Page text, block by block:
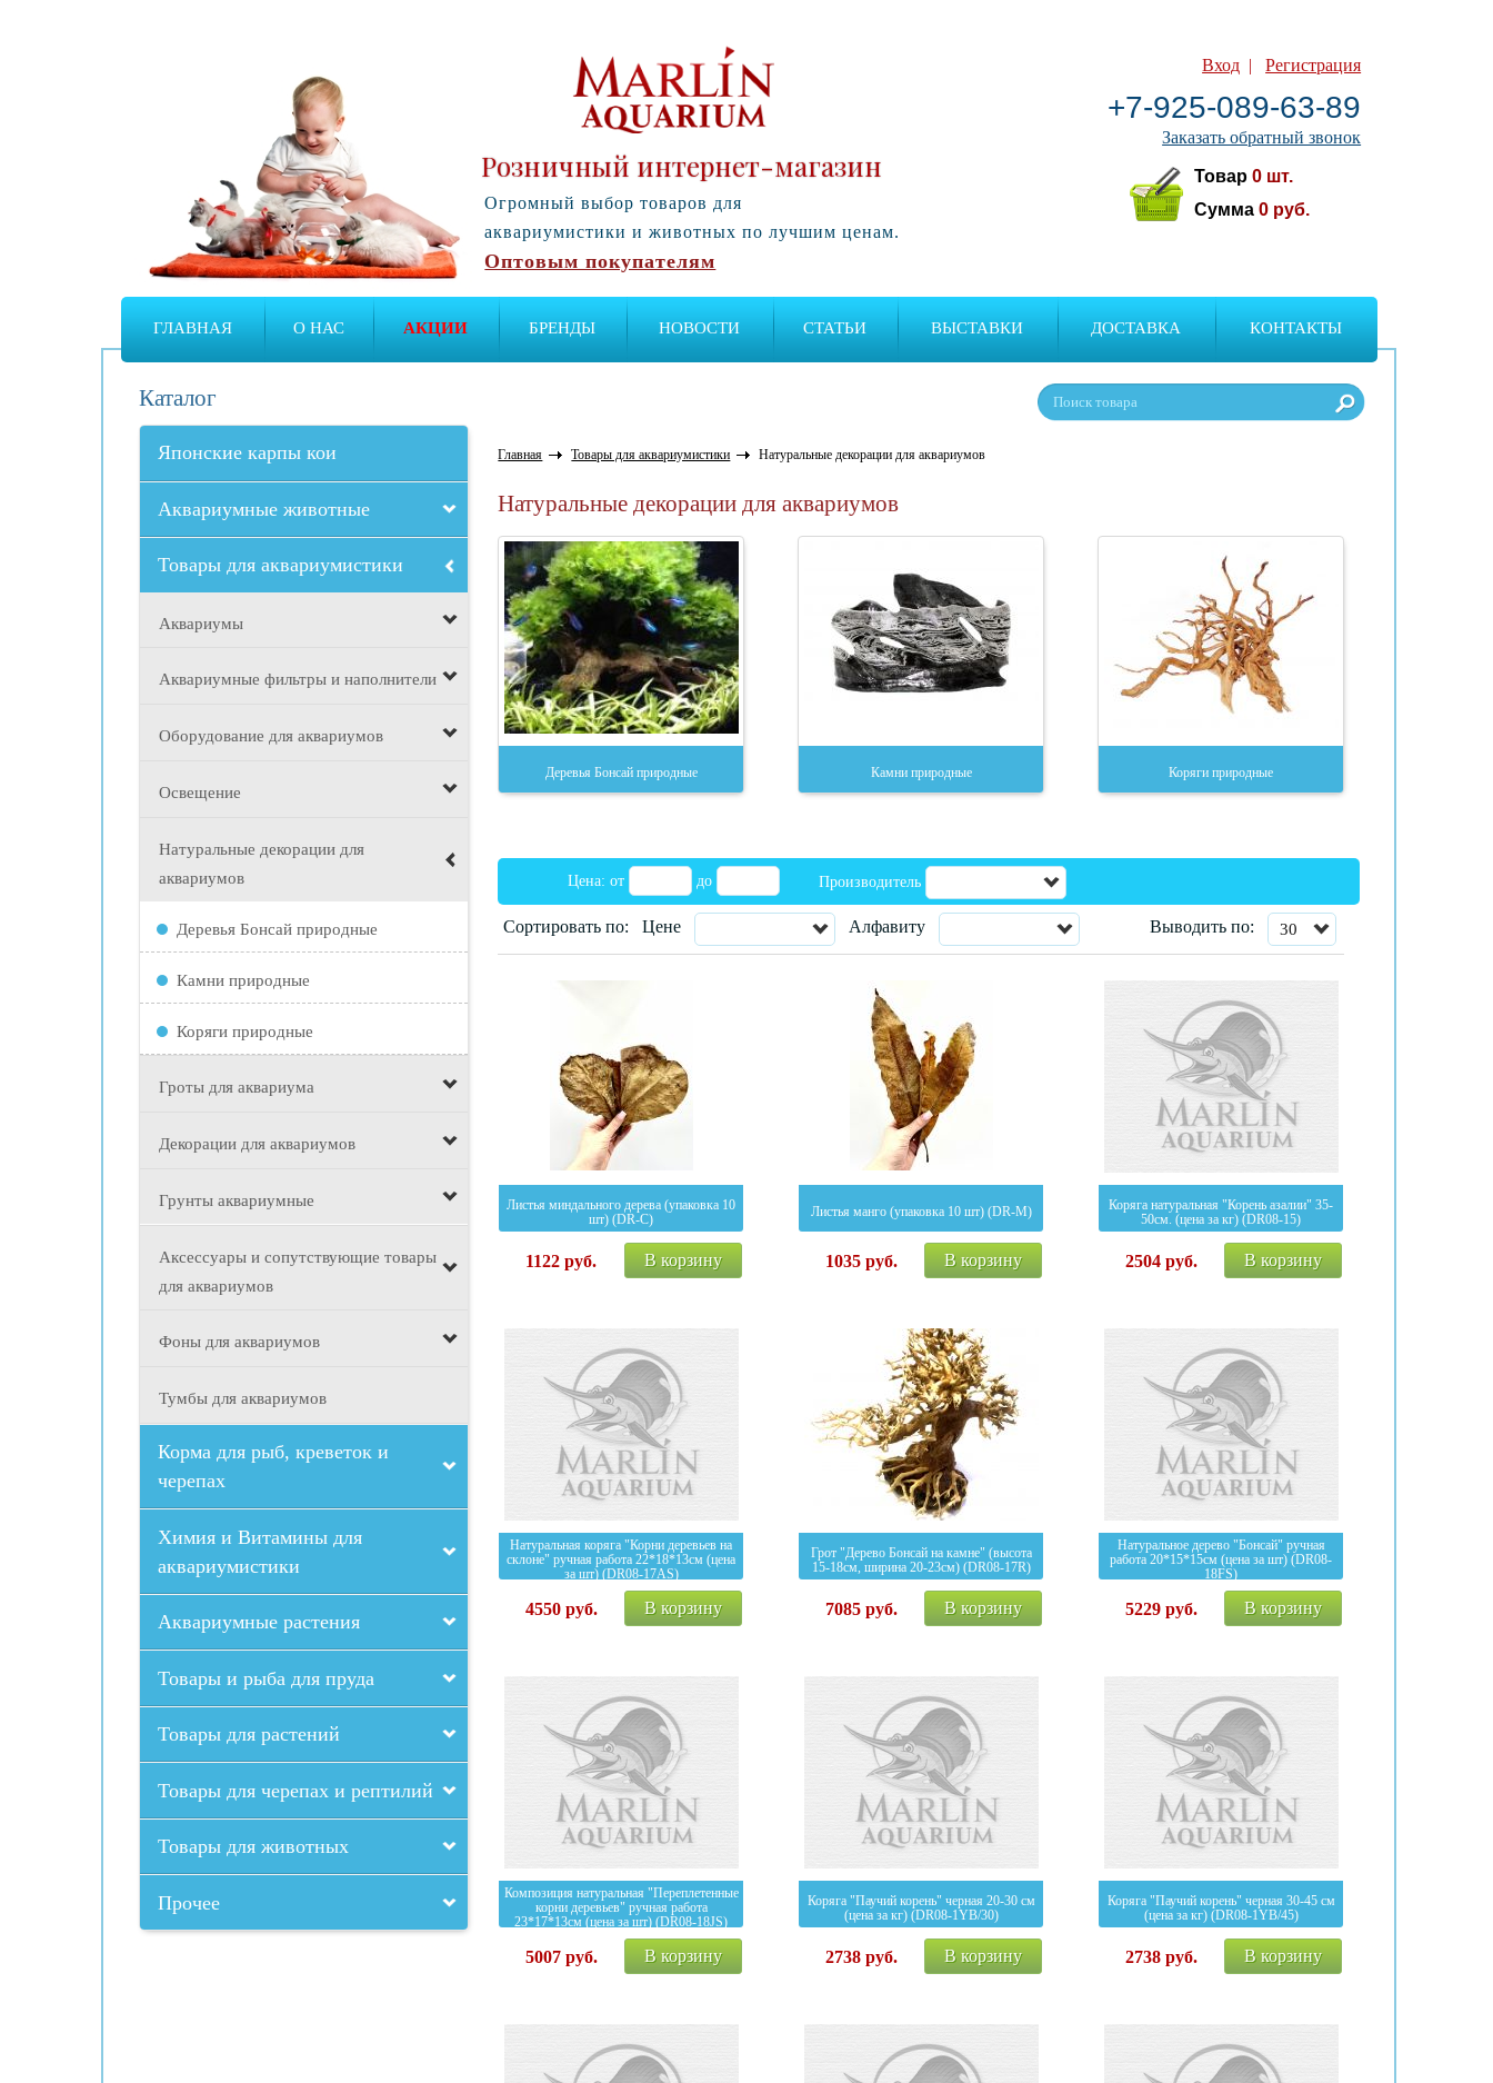
Вход |Регистрация
+7-925-089-63-89
Заказать обратный звонок
Товар0 шт.
Сумма0 руб.
Розничный интернет-магазин
Огромный выбор товаров для
аквариумистики и животных по лучшим ценам.
Оптовым покупателям
ГЛАВНАЯ О НАС АКЦИИ БРЕНДЫ НОВОСТИ СТАТЬИ ВЫСТАВКИ ДОСТАВКА КОНТАКТЫ
Каталог
Японские карпы кои
Аквариумные животные
Товары для аквариумистики
Аквариумы
Аквариумные фильтры и наполнители
Оборудование для аквариумов
Освещение
Натуральные декорации для
аквариумов
Деревья Бонсай природные
Камни природные
Коряги природные
Гроты для аквариума
Декорации для аквариумов
Грунты аквариумные
Аксессуары и сопутствующие товары
для аквариумов
Фоны для аквариумов
Тумбы для аквариумов
Корма для рыб, креветок и
черепах
Химия и Витамины для
аквариумистики
Аквариумные растения
Товары и рыба для пруда
Товары для растений
Товары для черепах и рептилий
Товары для животных
Прочее
Главная Товары для аквариумистики Натуральные декорации для аквариумов
Натуральные декорации для аквариумов
Деревья Бонсай природные Камни природные Коряги природные
Цена: от до Производитель
Сортировать по: Цене Алфавиту Выводить по: 30
Листья миндального дерева (упаковка 10
шт) (DR-C)
1122 руб. В корзину
Листья манго (упаковка 10 шт) (DR-M)
1035руб. В корзину
Коряга натуральная "Корень азалии" 35-
50см. (цена за кг) (DR08-15)
2504руб. В корзину
Натуральная коряга "Корни деревьев на
склоне" ручная работа 22*18*13см (цена
за шт) (DR08-17AS)
4550руб. В корзину
Грот "Дерево Бонсай на камне" (высота
15-18см, ширина 20-23см) (DR08-17R)
7085руб. В корзину
Натуральное дерево "Бонсай" ручная
работа 20*15*15см (цена за шт) (DR08-
18FS)
5229руб. В корзину
Композиция натуральная "Переплетенные
корни деревьев" ручная работа
23*17*13см (цена за шт) (DR08-18JS)
5007руб. В корзину
Коряга "Паучий корень" черная 20-30 см
(цена за кг) (DR08-1YB/30)
2738руб. В корзину
Коряга "Паучий корень" черная 30-45 см
(цена за кг) (DR08-1YB/45)
2738руб. В корзину